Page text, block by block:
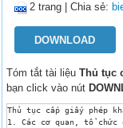
2 trang |Chia sẻ:
DOWNLOAD
Tóm tắt tài liệuThủ tục
bạn click vào nút
Thủ tục cấp giấy phép
1. Các cơ quan, tổ chức